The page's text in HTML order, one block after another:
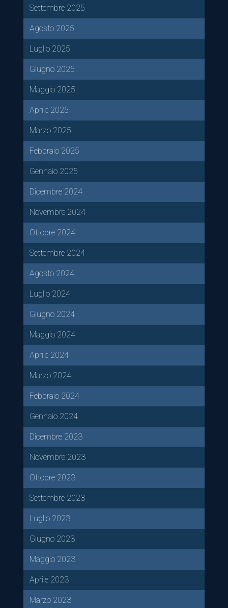
Settembre 2025
Agosto 2025
Luglio 2025
Giugno 2025
Maggio 2025
Aprile 2025
Marzo 2025
Febbraio 2025
Gennaio 2025
Dicembre 2024
Novembre 2024
Ottobre 2024
Settembre 2024
Agosto 2024
Luglio 2024
Giugno 2024
Maggio 2024
Aprile 2024
Marzo 2024
Febbraio 2024
Gennaio 2024
Dicembre 2023
Novembre 2023
Ottobre 2023
Settembre 2023
Luglio 2023
Giugno 2023
Maggio 2023
Aprile 2023
Marzo 2023